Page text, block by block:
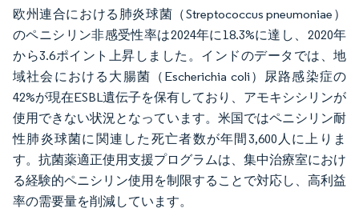
欧州連合における肺炎球菌（Streptococcus pneumoniae）
のペニシリン非感受性率は2024年に18.3%に達し、2020年
から3.6ポイント上昇しました。インドのデータでは、地
域社会における大腸菌（Escherichia coli）尿路感染症の
42%が現在ESBL遺伝子を保有しており、アモキシシリンが
使用できない状況となっています。米国ではペニシリン耐
性肺炎球菌に関連した死亡者数が年間3,600人に上りま
す。抗菌薬適正使用支援プログラムは、集中治療室におけ
る経験的ペニシリン使用を制限することで対応し、高利益
率の需要量を削減しています。